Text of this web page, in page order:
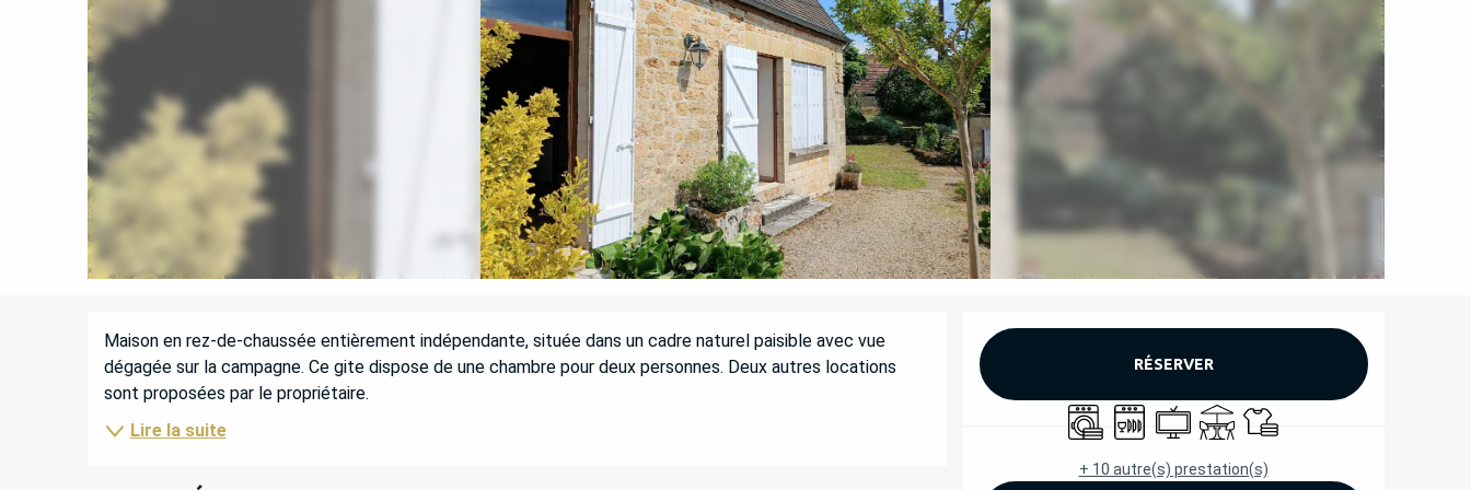
OUVERTURE ET
RÉSERVER
Lave lingeLave vaisselle
TélévisionTerrasseDraps et linge
+ 10 autre(s) prestation(s)
DESCRIPTION
Maison en rez-de-chaussée entièrement indépendante, située dans un cadre naturel paisible avec vue
dégagée sur la campagne. Ce gite dispose de une chambre pour deux personnes. Deux autres locations
sont proposées par le propriétaire.
Lire la suite